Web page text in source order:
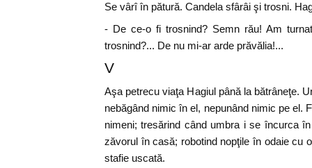
Se vârî în pătură. Candela sfârâi şi trosni.
- De ce-o fi trosnind? Semn rău! Am
trosnind?... De nu mi-ar arde prăvălia!...
V
Aşa petrecu viaţa Hagiul până la bătrâneţe.
nebăgând nimic în el, nepunând nimic pe el.
nimeni; tresărind când umbra i se încurca
zăvorul în casă; robotind nopţile în odaie cu
stafie uscată.